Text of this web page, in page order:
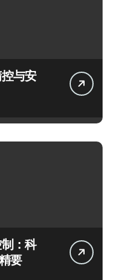
与安
：科
要